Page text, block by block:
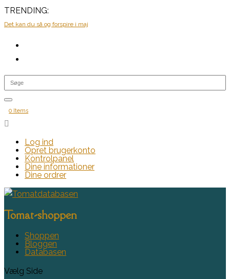
TRENDING:
Det kan du så og forspire i maj
0 Items

Log ind
Opret brugerkonto
Kontrolpanel
Dine informationer
Dine ordrer
Tomat-shoppen
Shoppen
Bloggen
Databasen
Vælg Side